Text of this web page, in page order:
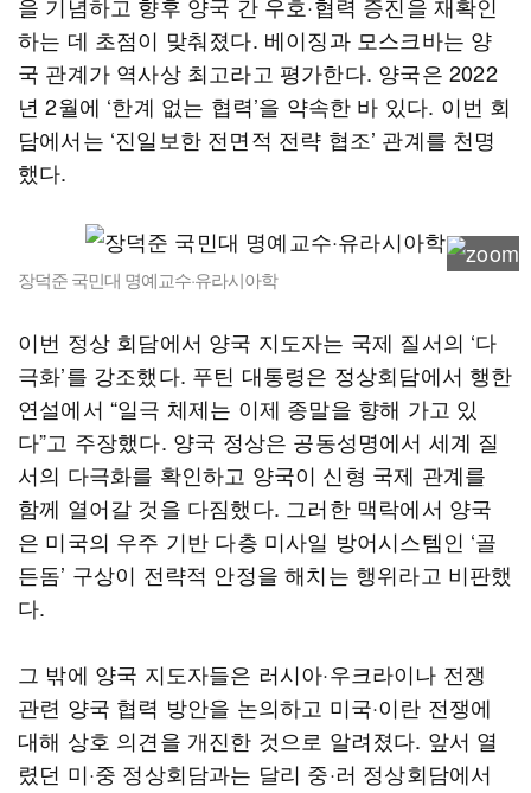
하는 데 초점이 맞춰졌다. 베이징과 모스크바는 양
국 관계가 역사상 최고라고 평가한다. 양국은 2022
년 2월에 ‘한계 없는 협력’을 약속한 바 있다. 이번 회
담에서는 ‘진일보한 전면적 전략 협조’ 관계를 천명
했다.
장덕준 국민대 명예교수·유라시아학
이번 정상 회담에서 양국 지도자는 국제 질서의 ‘다
극화’를 강조했다. 푸틴 대통령은 정상회담에서 행한
연설에서 “일극 체제는 이제 종말을 향해 가고 있
다”고 주장했다. 양국 정상은 공동성명에서 세계 질
서의 다극화를 확인하고 양국이 신형 국제 관계를
함께 열어갈 것을 다짐했다. 그러한 맥락에서 양국
은 미국의 우주 기반 다층 미사일 방어시스템인 ‘골
든돔’ 구상이 전략적 안정을 해치는 행위라고 비판했
다.
그 밖에 양국 지도자들은 러시아·우크라이나 전쟁
관련 양국 협력 방안을 논의하고 미국·이란 전쟁에
대해 상호 의견을 개진한 것으로 알려졌다. 앞서 열
렸던 미·중 정상회담과는 달리 중·러 정상회담에서